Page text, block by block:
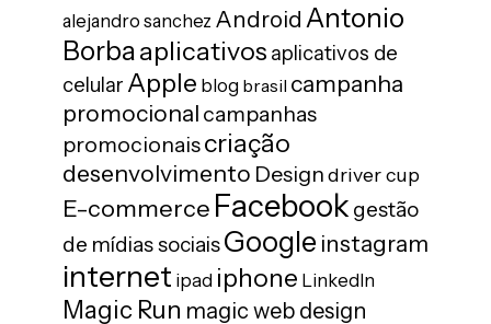
alejandro sanchez Android Antonio
Borbaaplicativos aplicativos de
celular Apple blog brasil campanha
promocional campanhas
promocionaiscriação
desenvolvimento Designdriver cup
E-commerce Facebookgestão
de mídias sociaisGoogle instagram
internet ipad iphone LinkedIn
Magic Run magic web design